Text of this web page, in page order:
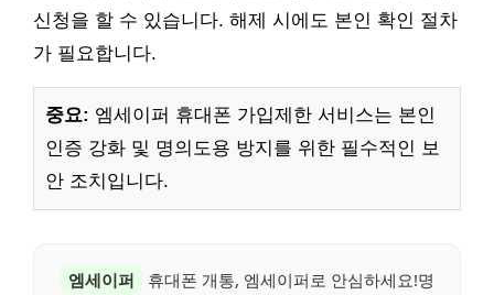
신청을 할 수 있습니다. 해제 시에도 본인 확인 절차
가 필요합니다.
중요: 엠세이퍼 휴대폰 가입제한 서비스는 본인
인증 강화 및 명의도용 방지를 위한 필수적인 보
안 조치입니다.
엠세이퍼 휴대폰 개통, 엠세이퍼로 안심하세요!명